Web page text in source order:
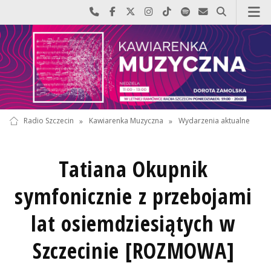
Najlepiej po prostu do nas zadzwoń
Odwiedź nas na Facebook-u
Odwiedź nas na X
Odwiedź nas na Instagram-ie
Odwiedź nas na TikTok-u
Szukaj nas na Spotify
Wyślij do nas
Szukaj
Radio Szczecin » Kawiarenka Muzyczna » Wydarzenia aktualne
Tatiana Okupnik
symfonicznie z przebojami
lat osiemdziesiątych w
Szczecinie [ROZMOWA]